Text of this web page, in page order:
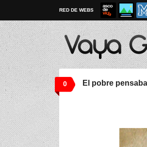
RED DE WEBS
0 El pobre